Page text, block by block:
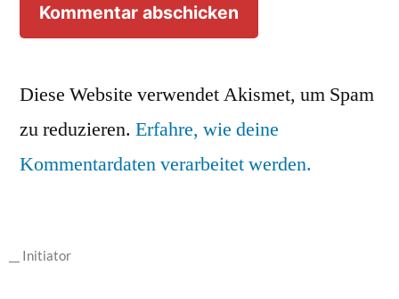
Diese Website verwendet Akismet, um Spam
zu reduzieren. Erfahre, wie deine
Kommentardaten verarbeitet werden.
__ Initiator